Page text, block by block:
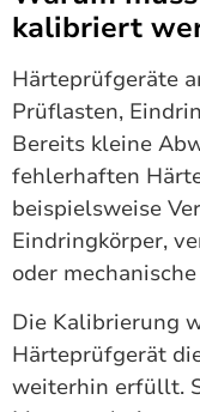
kalibriert
Härteprüfgeräte
Prüflasten,
Bereits kleine
fehlerhaften
beispielsweise
Eindringkörper,
oder
Die Kalibrierung
Härteprüfgerät
weiterhin erfüllt.